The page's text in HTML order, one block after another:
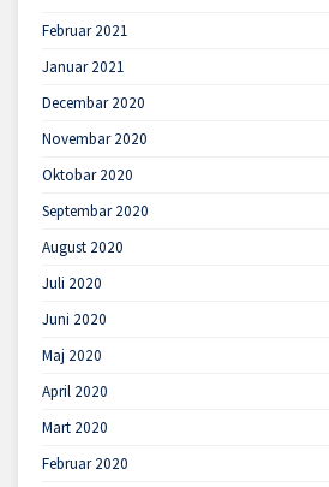
Februar 2021
Januar 2021
Decembar 2020
Novembar 2020
Oktobar 2020
Septembar 2020
August 2020
Juli 2020
Juni 2020
Maj 2020
April 2020
Mart 2020
Februar 2020